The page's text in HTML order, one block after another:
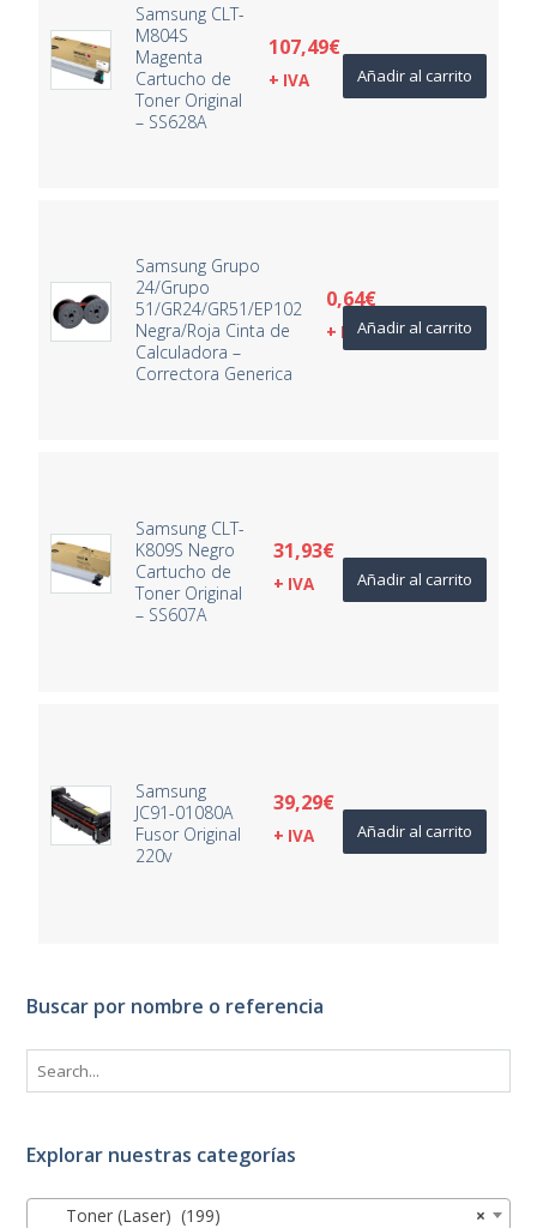
Samsung CLT-
M804S
Magenta
Cartucho de
Toner Original
– SS628A
107,49€
+ IVA Añadir al carrito
Samsung Grupo
24/Grupo
51/GR24/GR51/EP102
Negra/Roja Cinta de
Calculadora –
Correctora Generica
0,64€
+ IVAAñadir al carrito
Samsung CLT-
K809S Negro
Cartucho de
Toner Original
– SS607A
31,93€
+ IVA Añadir al carrito
Samsung
JC91-01080A
Fusor Original
220v
39,29€
+ IVA Añadir al carrito
Buscar por nombre o referencia
Explorar nuestras categorías
×
Toner (Laser) (199)